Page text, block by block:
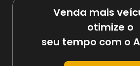
Venda mais
otimize o
seu tempo com o